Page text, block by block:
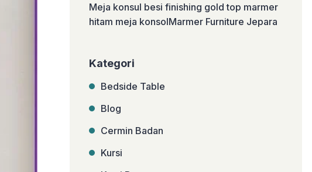
Meja konsul besi finishing gold top marmer
hitam meja konsolMarmer Furniture Jepara
Kategori
Bedside Table
Blog
Cermin Badan
Kursi